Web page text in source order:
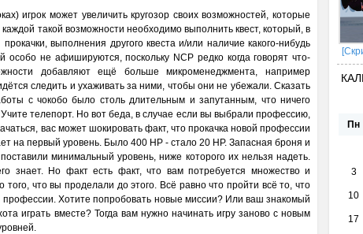
игрок может увеличить кругозор своих возможностей, которые
такой возможности необходимо выполнить квест, который, в
выполнения другого квеста и/или наличие какого-нибудь
особо не афишируются, поскольку NCP редко когда говорят что-
добавляют ещё больше микроменеджмента, например
следить и ухаживать за ними, чтобы они не убежали. Сказать
с чокобо было столь длительным и запутанным, что ничего
телепорт. Но вот беда, в случае если вы выбрали профессию,
вас может шокировать факт, что прокачка новой профессии
на первый уровень. Было 400 HP - стало 20 HP. Запасная броня и
минимальный уровень, ниже которого их нельзя надеть.
знает. Но факт есть факт, что вам потребуется множество и
того, что вы проделали до этого. Всё равно что пройти всё то, что
Хотите попробовать новые миссии? Или ваш знакомый
играть вместе? Тогда вам нужно начинать игру заново с новым
Пн
3
10
17